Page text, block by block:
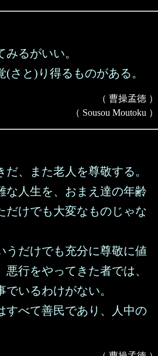
るがいい。
(さと)り得るものがある。
（ 曹操孟徳 ）
（ Sousou Moutoku ）
だ、また老人を尊敬する。
な人生を、おまえ達の年齢
だけでも大変なものじゃな
うだけでも充分に尊敬に値
悪行をやってきた者では、
いるわけがない。
すべて善民であり、人中の